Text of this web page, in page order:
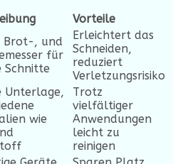
Vorteile
Brot-, und
für
Schnitte
Erleichtert das
Schneiden,
reduziert
Verletzungsrisiko
Unterlage,
wie
Trotz
vielfältiger
Anwendungen
leicht zu
reinigen